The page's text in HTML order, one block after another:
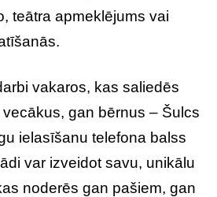
teātra apmeklējums vai
vakaros, kas saliedēs
gan bērnus – Šulcs
ielasīšanu telefona balss
var izveidot savu, unikālu
noderēs gan pašiem, gan